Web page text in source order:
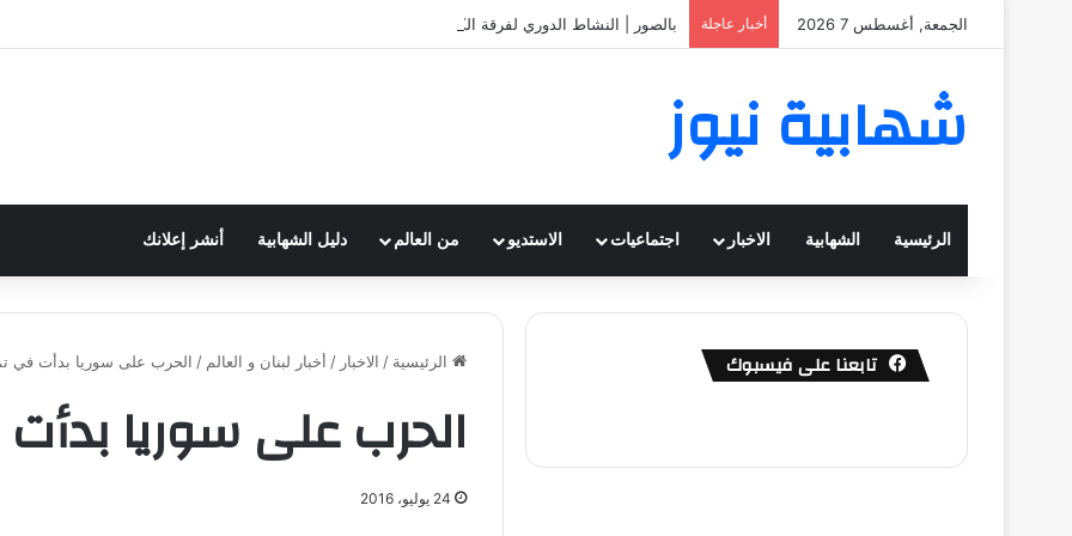
الجمعة, أغسطس 7 2026 أخبار عاجلة بالصور | النشاط الدوري لفرقة الكشافة في فوج الامام الصادق (ع)
شهابية نيوز
الرئيسية الشهابية الاخبار اجتماعيات الاستديو من العالم دليل الشهابية أنشر إعلانك
الرئيسية / الاخبار / أخبار لبنان و العالم / الحرب على سوريا بدأت في تموز
الحرب على سوريا بدأت
24 يوليو، 2016
تابعنا على فيسبوك